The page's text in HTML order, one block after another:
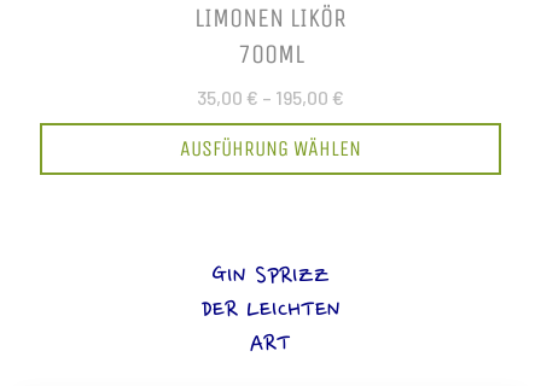
LIMONEN LIKÖR
700ML
35,00 € – 195,00 €
AUSFÜHRUNG WÄHLEN
GIN SPRIZZ
DER LEICHTEN
ART